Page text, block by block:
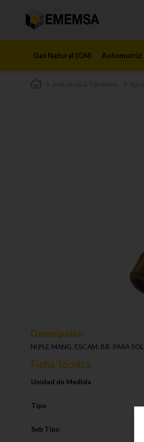
Gas Natural (GN) Automotriz
Descripción
NIPLE MANG. ESCAM. BR. PARA
Ficha Técnica
Unidad de Medida
Tipo
Sub Tipo